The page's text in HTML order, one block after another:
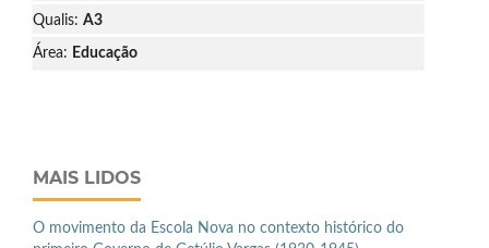
Qualis: A3
Área: Educação
MAIS LIDOS
O movimento da Escola Nova no contexto histórico do